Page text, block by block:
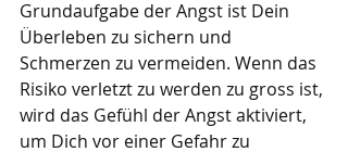
Grundaufgabe der Angst ist Dein
Überleben zu sichern und
Schmerzen zu vermeiden. Wenn das
Risiko verletzt zu werden zu gross ist,
wird das Gefühl der Angst aktiviert,
um Dich vor einer Gefahr zu